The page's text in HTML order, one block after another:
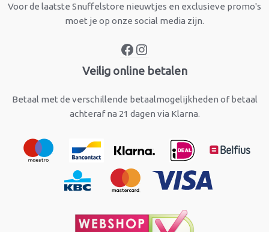
Voor de laatste Snuffelstore nieuwtjes en exclusieve promo's
moet je op onze social media zijn.
Veilig online betalen
Betaal met de verschillende betaalmogelijkheden of betaal
achteraf na 21 dagen via Klarna.